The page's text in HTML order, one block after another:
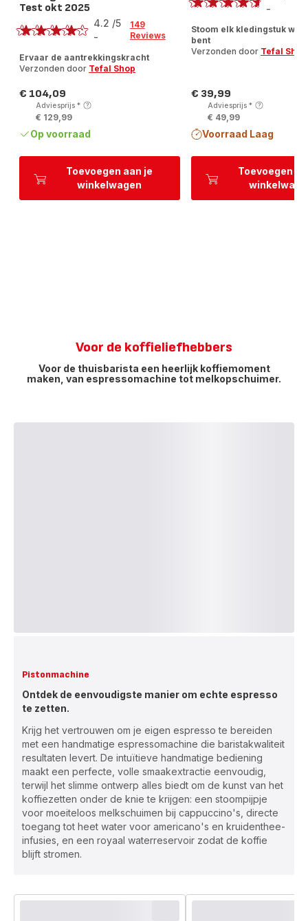
Toevoegen aan je
winkelwagen
Test okt 2025
Score
4.2 /5
-
149
Reviews
Ervaar de aantrekkingskracht
Verzonden door Tefal Shop
Prijs
€ 104,09
Adviesprijs*
€ 129,99
Op voorraad
Toevoegen
-
Stoom elk kledingstuk
bent
Verzonden door Tefal Shop
Prijs
€ 39,99
Adviesprijs*
€ 49,99
Voorraad Laag
Voor de koffieliefhebbers
Voor de thuisbarista een heerlijk koffiemoment
maken, van espressomachine tot melkopschuimer.
Pistonmachine
Ontdek de eenvoudigste manier om echte espresso
te zetten.
Krijg het vertrouwen om je eigen espresso te bereiden
met een handmatige espressomachine die baristakwaliteit
resultaten levert. De intuïtieve handmatige bediening
maakt een perfecte, volle smaakextractie eenvoudig,
terwijl het slimme ontwerp alles biedt om de kunst van het
koffiezetten onder de knie te krijgen: een stoompijpje
voor moeiteloos melkschuimen bij cappuccino's, directe
toegang tot heet water voor americano's en kruidenthee-
infusies, en een royaal waterreservoir zodat de koffie
blijft stromen.